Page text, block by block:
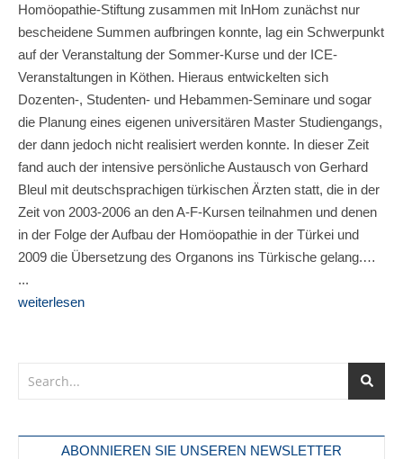
Homöopathie-Stiftung zusammen mit InHom zunächst nur
bescheidene Summen aufbringen konnte, lag ein Schwerpunkt
auf der Veranstaltung der Sommer-Kurse und der ICE-
Veranstaltungen in Köthen. Hieraus entwickelten sich
Dozenten-, Studenten- und Hebammen-Seminare und sogar
die Planung eines eigenen universitären Master Studiengangs,
der dann jedoch nicht realisiert werden konnte. In dieser Zeit
fand auch der intensive persönliche Austausch von Gerhard
Bleul mit deutschsprachigen türkischen Ärzten statt, die in der
Zeit von 2003-2006 an den A-F-Kursen teilnahmen und denen
in der Folge der Aufbau der Homöopathie in der Türkei und
2009 die Übersetzung des Organons ins Türkische gelang.…
...
weiterlesen
ABONNIEREN SIE UNSEREN NEWSLETTER